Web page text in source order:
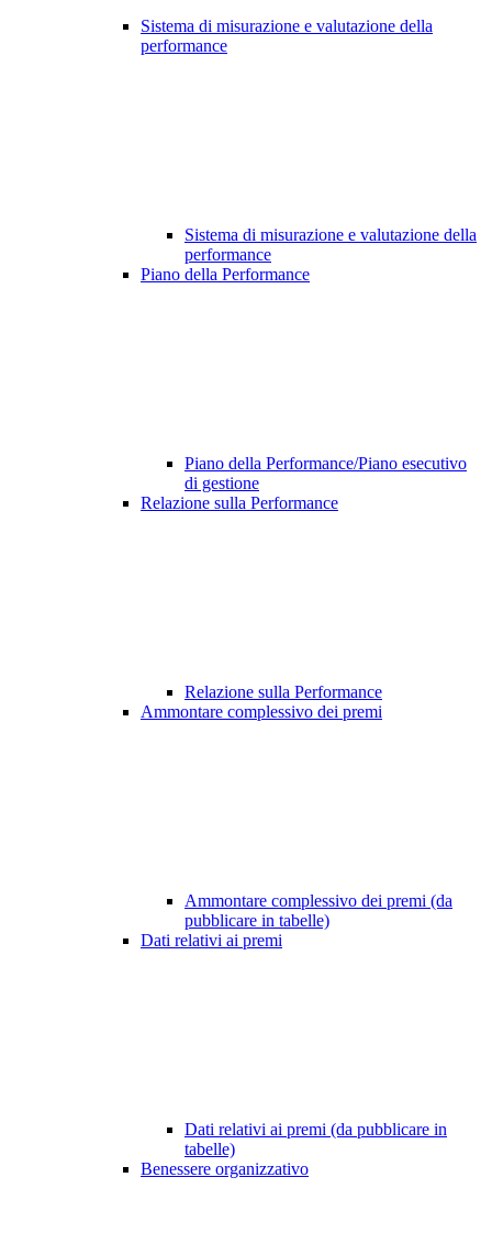
Sistema di misurazione e valutazione della
performance
Sistema di misurazione e valutazione della
performance
Piano della Performance
Piano della Performance/Piano esecutivo
di gestione
Relazione sulla Performance
Relazione sulla Performance
Ammontare complessivo dei premi
Ammontare complessivo dei premi (da
pubblicare in tabelle)
Dati relativi ai premi
Dati relativi ai premi (da pubblicare in
tabelle)
Benessere organizzativo